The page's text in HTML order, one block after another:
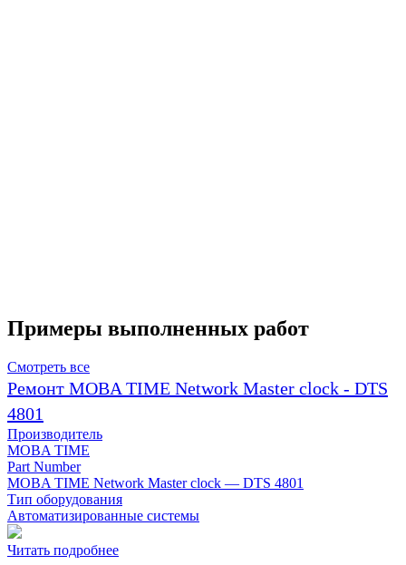
Примеры выполненных работ
Смотреть все
Ремонт MOBA TIME Network Master clock - DTS
4801
Производитель
MOBA TIME
Part Number
MOBA TIME Network Master clock — DTS 4801
Тип оборудования
Автоматизированные системы
Читать подробнее